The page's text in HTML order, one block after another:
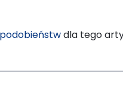
dla tego